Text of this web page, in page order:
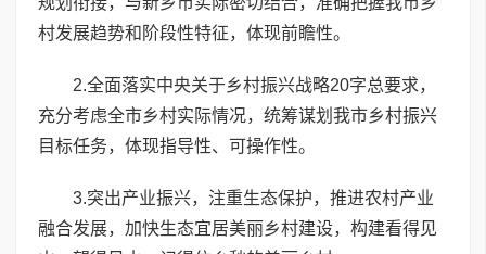
村发展趋势和阶段性特征，体现前瞻性。
2.全面落实中央关于乡村振兴战略20字总要求，
充分考虑全市乡村实际情况，统筹谋划我市乡村振兴
目标任务，体现指导性、可操作性。
3.突出产业振兴，注重生态保护，推进农村产业
融合发展，加快生态宜居美丽乡村建设，构建看得见